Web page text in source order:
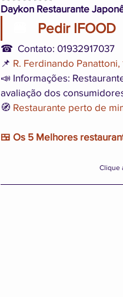
Daykon Restaurante
Pedir IFOOD
☎  Contato: 01932917037
📌 R. Ferdinando
📣 Informações:
avaliação dos
🧭 Restaurante perto de
🍱 Os 5 Melhores
Clique